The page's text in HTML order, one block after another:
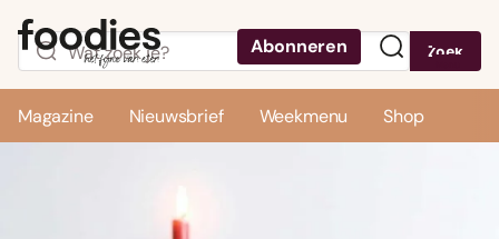
Abonneren Zoek
Magazine Nieuwsbrief Weekmenu Shop